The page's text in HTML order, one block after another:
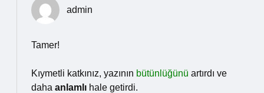
admin
Tamer!
Kıymetli katkınız, yazının bütünlüğünü artırdı ve
daha anlamlı hale getirdi.